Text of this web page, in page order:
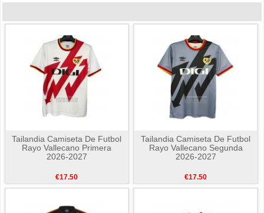
Tailandia Camiseta De Futbol
Rayo Vallecano Primera
2026-2027
€17.50
Tailandia Camiseta De Futbol
Rayo Vallecano Segunda
2026-2027
€17.50